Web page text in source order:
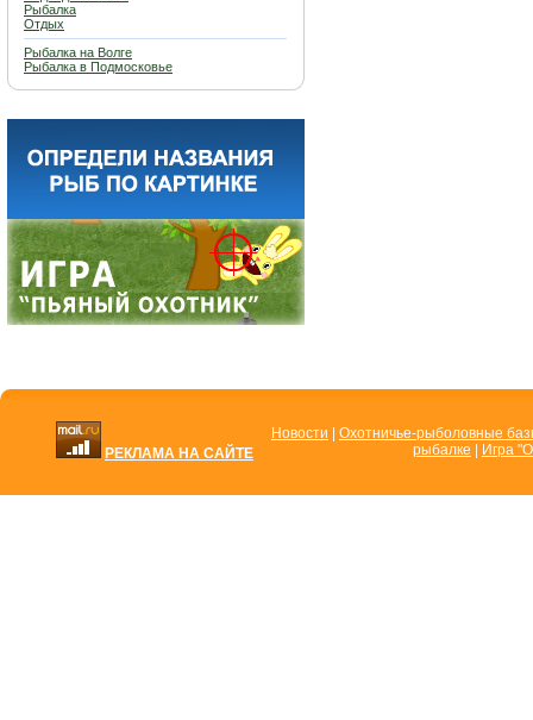
Рыбалка
Отдых
Рыбалка на Волге
Рыбалка в Подмосковье
РЕКЛАМА НА САЙТЕ
Новости
Охотничье-рыболовные
рыбалке
Игра